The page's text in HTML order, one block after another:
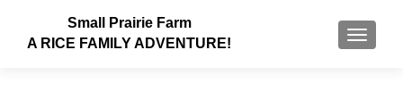
Small Prairie Farm
A RICE FAMILY ADVENTURE!